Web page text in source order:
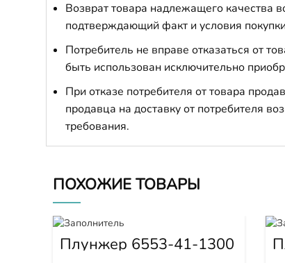
Возврат товара надлежащего качества
подтверждающий факт и условия
Потребитель не вправе отказаться от
быть использован исключительно
При отказе потребителя от товара
продавца на доставку от потребителя
требования.
ПОХОЖИЕ ТОВАРЫ
Плунжер 6553-41-1300